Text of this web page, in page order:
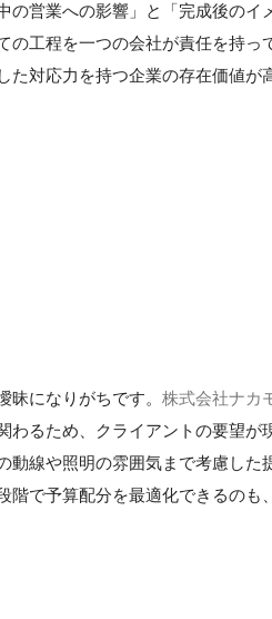
の営業への影響」と「完成後のイ
の工程を一つの会社が責任を持っ
た対応力を持つ企業の存在価値が
になりがちです。 株式会社ナカ
わるため、クライアントの要望が
動線や照明の雰囲気まで考慮した
で予算配分を最適化できるのも、